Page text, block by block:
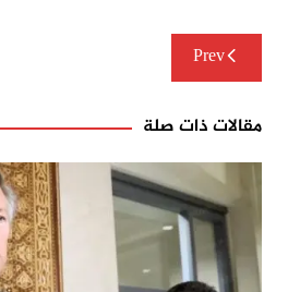
تصفّح
المقالاتPrev
مقالات ذات صلة